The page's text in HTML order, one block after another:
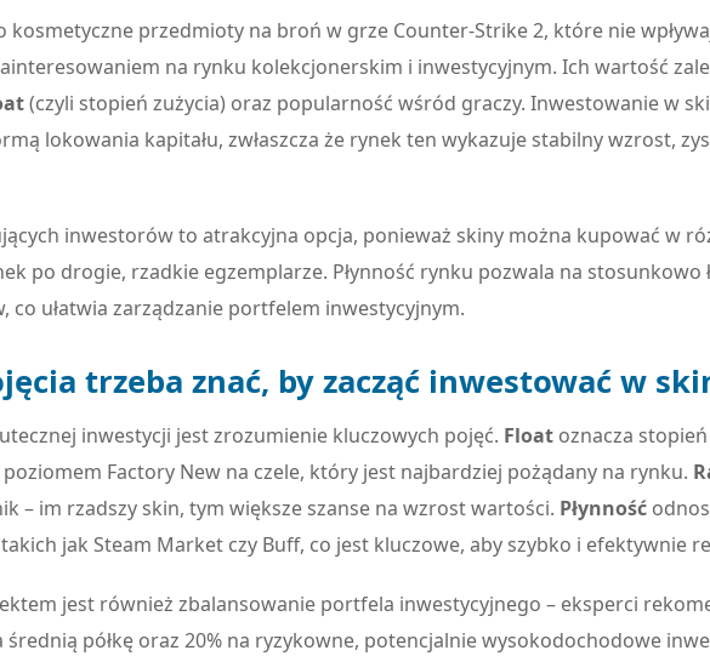
kosmetyczne przedmioty na broń w grze Counter-Strike 2, które nie
na rynku kolekcjonerskim i inwestycyjnym. Ich wartość
(czyli stopień zużycia) oraz popularność wśród graczy. Inwestowanie w
lokowania kapitału, zwłaszcza że rynek ten wykazuje stabilny wzrost,
inwestorów to atrakcyjna opcja, ponieważ skiny można kupować w
po drogie, rzadkie egzemplarze. Płynność rynku pozwala na stosunkowo
co ułatwia zarządzanie portfelem inwestycyjnym.
trzeba znać, by zacząć inwestować w
inwestycji jest zrozumienie kluczowych pojęć. Float oznacza
Factory New na czele, który jest najbardziej pożądany na rynku.
– im rzadszy skin, tym większe szanse na wzrost wartości. Płynność
jak Steam Market czy Buff, co jest kluczowe, aby szybko i efektywnie
jest również zbalansowanie portfela inwestycyjnego – eksperci
średnią półkę oraz 20% na ryzykowne, potencjalnie wysokodochodowe